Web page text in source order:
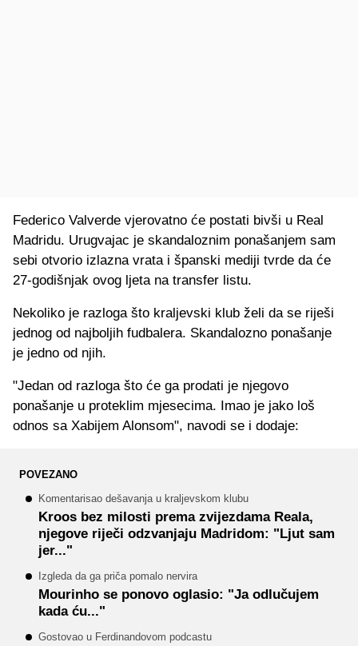
Federico Valverde vjerovatno će postati bivši u Real
Madridu. Urugvajac je skandaloznim ponašanjem sam
sebi otvorio izlazna vrata i španski mediji tvrde da će
27-godišnjak ovog ljeta na transfer listu.
Nekoliko je razloga što kraljevski klub želi da se riješi
jednog od najboljih fudbalera. Skandalozno ponašanje
je jedno od njih.
"Jedan od razloga što će ga prodati je njegovo
ponašanje u proteklim mjesecima. Imao je jako loš
odnos sa Xabijem Alonsom", navodi se i dodaje:
POVEZANO
Komentarisao dešavanja u kraljevskom klubu
Kroos bez milosti prema zvijezdama Reala,
njegove riječi odzvanjaju Madridom: "Ljut sam
jer..."
Izgleda da ga priča pomalo nervira
Mourinho se ponovo oglasio: "Ja odlučujem
kada ću..."
Gostovao u Ferdinandovom podcastu